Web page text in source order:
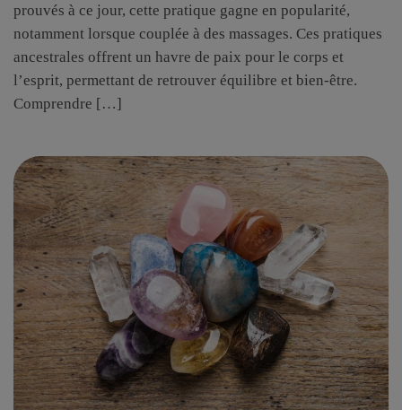
prouvés à ce jour, cette pratique gagne en popularité,
notamment lorsque couplée à des massages. Ces pratiques
ancestrales offrent un havre de paix pour le corps et
l’esprit, permettant de retrouver équilibre et bien-être.
Comprendre […]